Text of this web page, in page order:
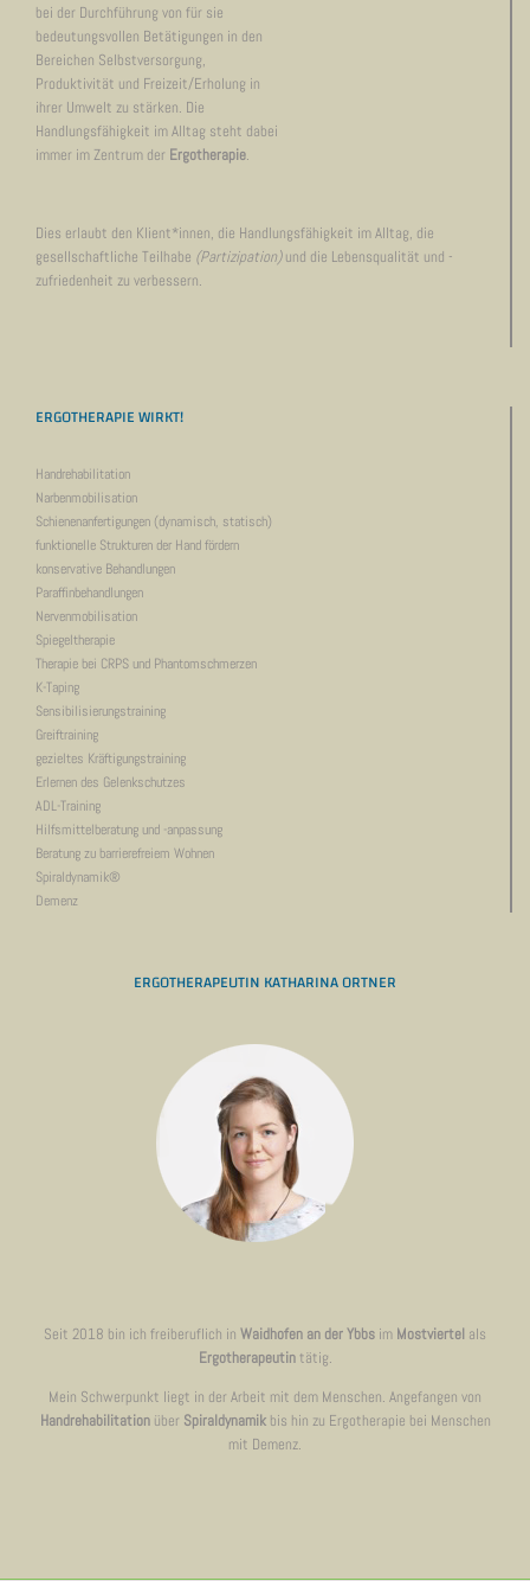
bei der Durchführung von für sie
bedeutungsvollen Betätigungen in den
Bereichen Selbstversorgung,
Produktivität und Freizeit/Erholung in
ihrer Umwelt zu stärken. Die
Handlungsfähigkeit im Alltag steht dabei
immer im Zentrum der Ergotherapie.
Dies erlaubt den Klient*innen, die Handlungsfähigkeit im Alltag, die
gesellschaftliche Teilhabe (Partizipation)und die Lebensqualität und -
zufriedenheit zu verbessern.
ERGOTHERAPIE WIRKT!
Handrehabilitation
Narbenmobilisation
Schienenanfertigungen (dynamisch, statisch)
funktionelle Strukturen der Hand fördern
konservative Behandlungen
Paraffinbehandlungen
Nervenmobilisation
Spiegeltherapie
Therapie bei CRPS und Phantomschmerzen
K-Taping
Sensibilisierungstraining
Greiftraining
gezieltes Kräftigungstraining
Erlernen des Gelenkschutzes
ADL-Training
Hilfsmittelberatung und -anpassung
Beratung zu barrierefreiem Wohnen
Spiraldynamik®
Demenz
ERGOTHERAPEUTIN KATHARINA ORTNER
Seit 2018 bin ich freiberuflich in Waidhofen an der Ybbs im Mostviertel als
Ergotherapeutintätig.
Mein Schwerpunkt liegt in der Arbeit mit dem Menschen. Angefangen von
Handrehabilitationüber Spiraldynamikbis hin zu Ergotherapie bei Menschen
mit Demenz.